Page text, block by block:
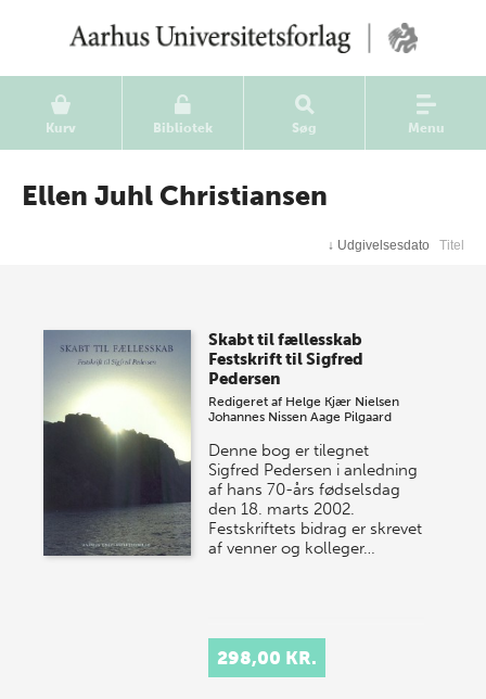
Kurv Bibliotek Søg Menu
Ellen Juhl Christiansen
↓ Udgivelsesdato Titel
Skabt til fællesskab
Festskrift til Sigfred
Pedersen
Redigeret af Helge Kjær Nielsen
Johannes Nissen Aage Pilgaard
Denne bog er tilegnet
Sigfred Pedersen i anledning
af hans 70-års fødselsdag
den 18. marts 2002.
Festskriftets bidrag er skrevet
af venner og kolleger…
298,00 KR.